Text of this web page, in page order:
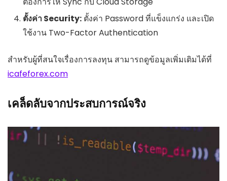
ตั้งค่า Security: ตั้งค่า Password ที่แข็งแกร่ง และเปิด
ใช้งาน Two-Factor Authentication
สำหรับผู้ที่สนใจเรื่องการลงทุน สามารถดูข้อมูลเพิ่มเติมได้ที่
icafeforex.com
เคล็ดลับจากประสบการณ์จริง